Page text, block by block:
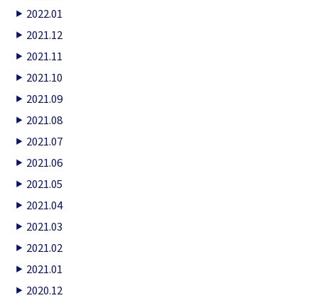
2022.01
2021.12
2021.11
2021.10
2021.09
2021.08
2021.07
2021.06
2021.05
2021.04
2021.03
2021.02
2021.01
2020.12